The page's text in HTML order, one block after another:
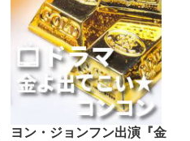
ヨン・ジョンフン出演『金